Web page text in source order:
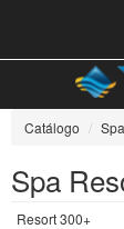
Catálogo
Spa
Resort 300+